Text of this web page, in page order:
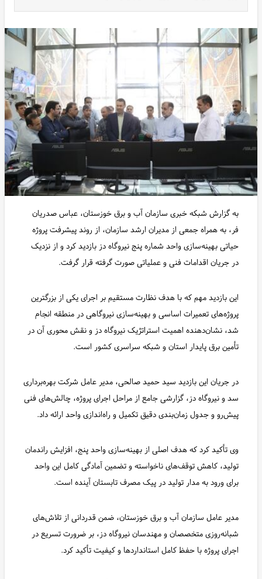
به گزارش شبکه خبری سازمان آب و برق خوزستان، عباس صدریان
فر، به همراه جمعی از مدیران ارشد سازمان، از روند پیشرفت پروژه
حیاتی بهینه‌سازی واحد شماره پنج نیروگاه دز بازدید کرد و از نزدیک
در جریان اقدامات فنی و عملیاتی صورت گرفته قرار گرفت.
این بازدید مهم که با هدف نظارت مستقیم بر اجرای یکی از بزرگترین
پروژه‌های تعمیرات اساسی و بهینه‌سازی نیروگاهی در منطقه انجام
شد، نشان‌دهنده اهمیت استراتژیک نیروگاه دز و نقش محوری آن در
تأمین برق پایدار استان و شبکه سراسری کشور است.
در جریان این بازدید سید حمید صالحی، مدیر عامل شرکت بهره‌برداری
سد و نیروگاه دز، گزارشی جامع از مراحل اجرای پروژه، چالش‌های فنی
پیش‌رو و جدول زمان‌بندی دقیق تکمیل و راه‌اندازی واحد ارائه داد.
وی تأکید کرد که هدف اصلی از بهینه‌سازی واحد پنج، افزایش راندمان
تولید، کاهش توقف‌های ناخواسته و تضمین آمادگی کامل این واحد
برای ورود به مدار تولید در پیک مصرف تابستان آینده است.
مدیر عامل سازمان آب و برق خوزستان، ضمن قدردانی از تلاش‌های
شبانه‌روزی متخصصان و مهندسان نیروگاه دز، بر ضرورت تسریع در
اجرای پروژه با حفظ کامل استانداردها و کیفیت تأکید کرد.